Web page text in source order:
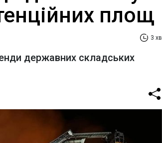
площ
3 хв
державних складських